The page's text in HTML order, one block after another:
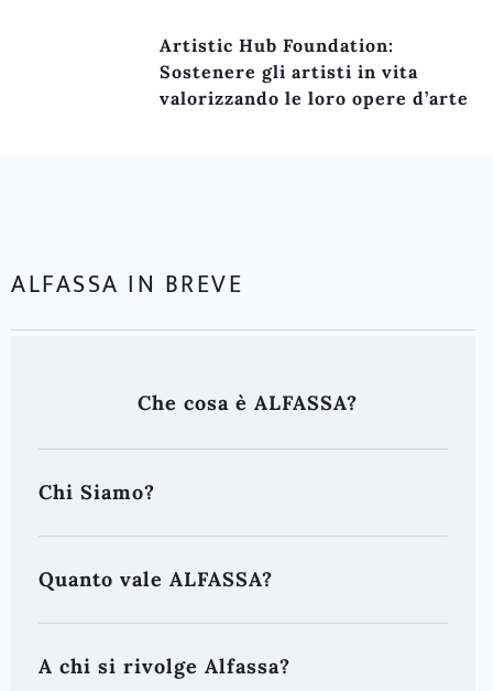
Artistic Hub Foundation:
Sostenere gli artisti in vita
valorizzando le loro opere d’arte
ALFASSA IN BREVE
Che cosa è ALFASSA?
Chi Siamo?
Quanto vale ALFASSA?
A chi si rivolge Alfassa?